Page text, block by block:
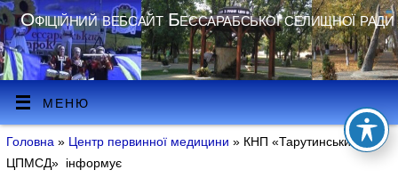
Офіційний вебсайт Бессарабської селищної ради
МЕНЮ
Головна » Центр первинної медицини » КНП «Тарутинський
ЦПМСД» інформує